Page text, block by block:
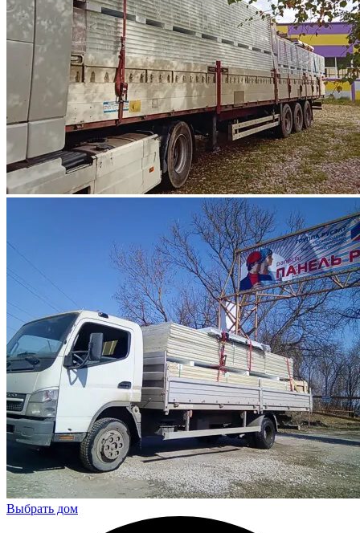
Выбрать дом